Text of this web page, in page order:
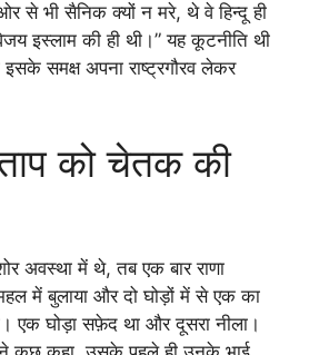
से भी सैनिक क्यों न मरे, थे वे हिन्दू ही
इस्लाम की ही थी।” यह कूटनीति थी
समक्ष अपना राष्ट्रगौरव लेकर
को चेतक की
अवस्था में थे, तब एक बार राणा
में बुलाया और दो घोड़ों में से एक का
एक घोड़ा सफ़ेद था और दूसरा नीला।